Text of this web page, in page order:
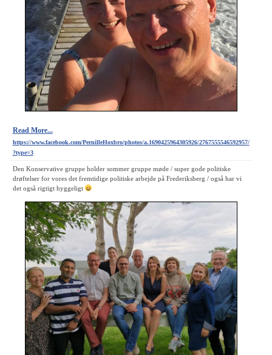
Read More...
https://www.facebook.com/PernilleHoxbro/photos/a.1690425964305926/2767555546592957/
?type=3
Den Konservative gruppe holder sommer gruppe møde / super gode politiske
drøftelser for vores det fremtidige politiske arbejde på Frederiksberg / også har vi
det også rigtigt hyggeligt